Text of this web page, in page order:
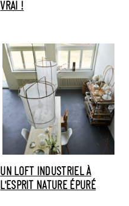
VRAI !
UN LOFT INDUSTRIEL À
L'ESPRIT NATURE ÉPURÉ